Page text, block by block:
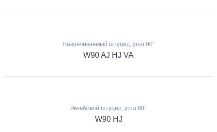
Навинчиваемый штуцер, угол 90°
W90 AJ HJ VA
Резьбовой штуцер, угол 90°
W90 HJ